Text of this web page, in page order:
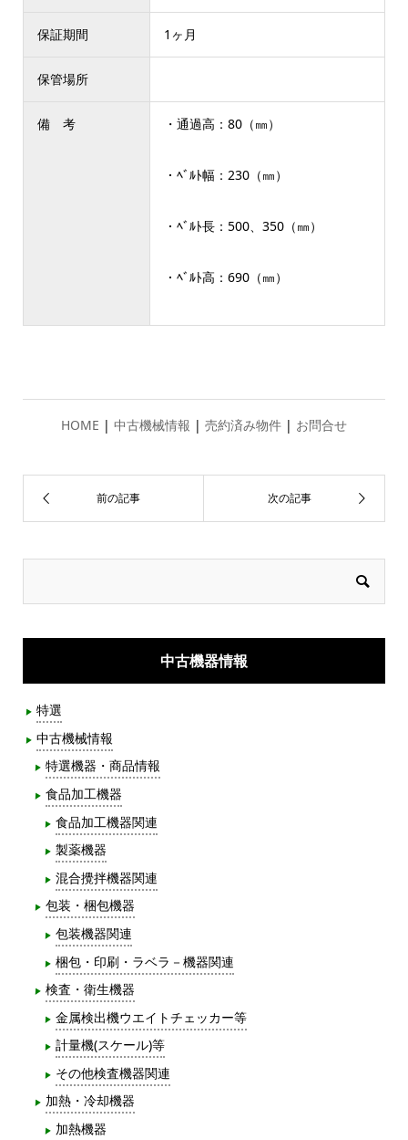
保証期間 1ヶ月
保管場所
備 考 ・通過高：80（㎜）
・ﾍﾞﾙﾄ幅：230（㎜）
・ﾍﾞﾙﾄ長：500、350（㎜）
・ﾍﾞﾙﾄ高：690（㎜）
HOME | 中古機械情報 | 売約済み物件 | お問合せ
中古機器情報
特選
中古機械情報
特選機器・商品情報
食品加工機器
食品加工機器関連
製薬機器
混合攪拌機器関連
包装・梱包機器
包装機器関連
梱包・印刷・ラベラ－機器関連
検査・衛生機器
金属検出機ウエイトチェッカー等
計量機(スケール)等
その他検査機器関連
加熱・冷却機器
加熱機器